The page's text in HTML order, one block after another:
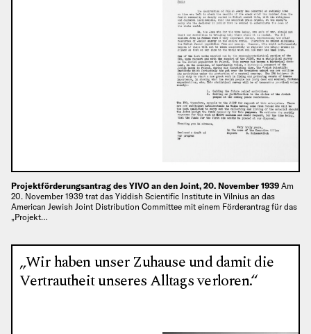
Projektförderungsantrag des YIVO an den Joint, 20. November 1939 Am
20. November 1939 trat das Yiddish Scientific Institute in Vilnius an das
American Jewish Joint Distribution Committee mit einem Förderantrag für das
„Projekt…
„Wir haben unser Zuhause und damit die
Vertrautheit unseres Alltags verloren.“